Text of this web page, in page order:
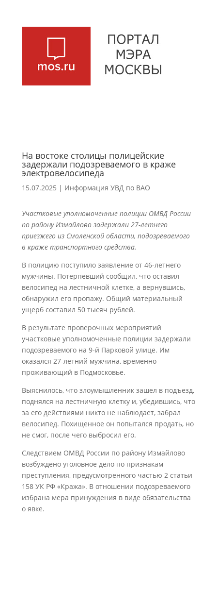
На востоке столицы полицейские
задержали подозреваемого в краже
электровелосипеда
15.07.2025 | Информация УВД по ВАО
Участковые уполномоченные полиции ОМВД России
по району Измайлово задержали 27-летнего
приезжего из Смоленской области, подозреваемого
в краже транспортного средства.
В полицию поступило заявление от 46-летнего
мужчины. Потерпевший сообщил, что оставил
велосипед на лестничной клетке, а вернувшись,
обнаружил его пропажу. Общий материальный
ущерб составил 50 тысяч рублей.
В результате проверочных мероприятий
участковые уполномоченные полиции задержали
подозреваемого на 9-й Парковой улице. Им
оказался 27-летний мужчина, временно
проживающий в Подмосковье.
Выяснилось, что злоумышленник зашел в подъезд,
поднялся на лестничную клетку и, убедившись, что
за его действиями никто не наблюдает, забрал
велосипед. Похищенное он попытался продать, но
не смог, после чего выбросил его.
Следствием ОМВД России по району Измайлово
возбуждено уголовное дело по признакам
преступления, предусмотренного частью 2 статьи
158 УК РФ «Кража». В отношении подозреваемого
избрана мера принуждения в виде обязательства
о явке.